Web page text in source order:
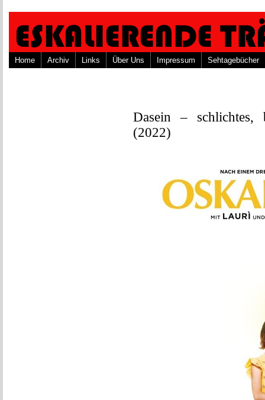
Home Archiv Links Über Uns Impressum Sehtagebücher
Dasein – schlichtes,
(2022)